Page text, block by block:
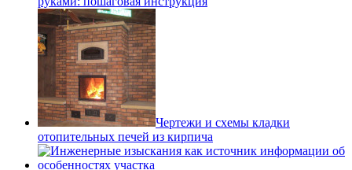
Чертежи и схемы кладки
отопительных печей из кирпича